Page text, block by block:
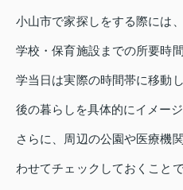
小山市で家探しをする際には
学校・保育施設までの所要時
学当日は実際の時間帯に移動
後の暮らしを具体的にイメー
さらに、周辺の公園や医療機
わせてチェックしておくこと